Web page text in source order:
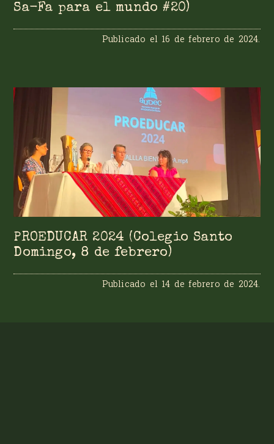
Sa-Fa para el mundo #20)
Publicado el 16 de febrero de 2024.
PROEDUCAR 2024 (Colegio Santo
Domingo, 8 de febrero)
Publicado el 14 de febrero de 2024.